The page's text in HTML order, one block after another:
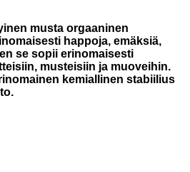
musta orgaaninen
happoja, emäksiä,
se sopii erinomaisesti
musteisiin ja muoveihin.
kemiallinen stabiilius